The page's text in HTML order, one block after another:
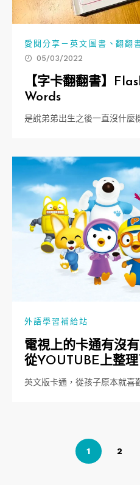
愛閱分享－英文圖書 、 翻翻
05/03/2022
【字卡翻翻書】
Words
是說弟弟出生之後一直沒什麼
外語學習補給站
電視上的卡通有沒
從YOUTUBE上整理
英文版卡通，從孩子原本就喜
1 2